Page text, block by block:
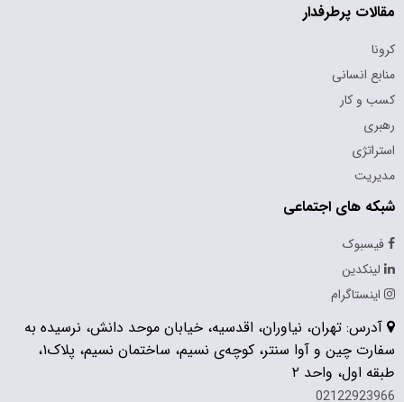
مقالات پرطرفدار
کرونا
منابع انسانی
کسب و کار
رهبری
استراتژی
مدیریت
شبکه های اجتماعی
فیسبوک
لینکدین
اینستاگرام
آدرس: تهران، نیاوران، اقدسیه، خیابان موحد دانش، نرسیده به
سفارت چین و آوا سنتر، کوچه‌ی نسیم، ساختمان نسیم، پلاک۱،
طبقه اول، واحد ۲
02122923966